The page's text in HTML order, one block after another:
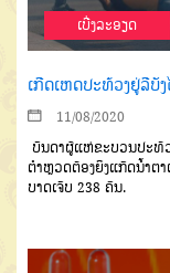
ເບີ່ງລະອຽດ
ເກີດເຫດປະທ້ວງຢູ່ລີບັ
11/08/2020
ບັນດາຜູ້ແຫ່ຂະບວນປະທ້ວ
ຕຳຫຼວດຕ້ອງຍິງແກັດນໍ້າຕ
ບາດເຈັບ 238 ຄົນ.